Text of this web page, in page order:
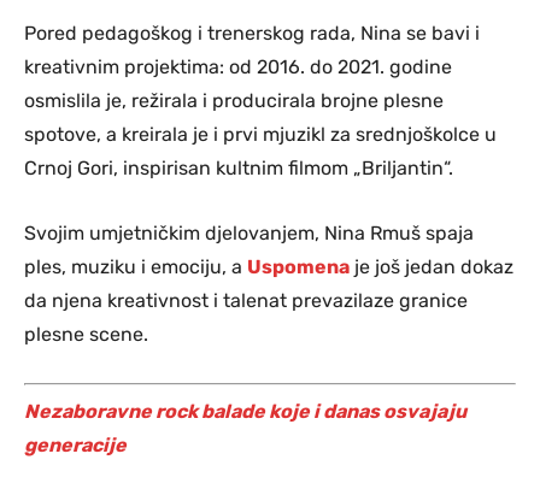
Pored pedagoškog i trenerskog rada, Nina se bavi i
kreativnim projektima: od 2016. do 2021. godine
osmislila je, režirala i producirala brojne plesne
spotove, a kreirala je i prvi mjuzikl za srednjoškolce u
Crnoj Gori, inspirisan kultnim filmom „Briljantin“.
Svojim umjetničkim djelovanjem, Nina Rmuš spaja
ples, muziku i emociju, a Uspomena je još jedan dokaz
da njena kreativnost i talenat prevazilaze granice
plesne scene.
Nezaboravne rock balade koje i danas osvajaju
generacije